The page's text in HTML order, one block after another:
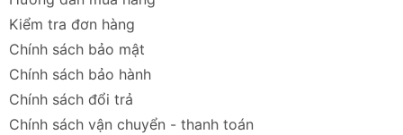
Kiểm tra đơn hàng
Chính sách bảo mật
Chính sách bảo hành
Chính sách đổi trả
Chính sách vận chuyển - thanh toán